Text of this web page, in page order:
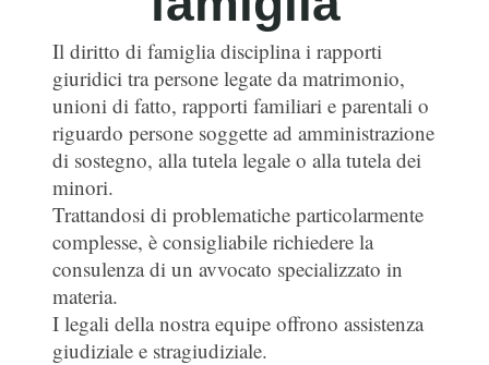
Il diritto di famiglia disciplina i rapporti
giuridici tra persone legate da matrimonio,
unioni di fatto, rapporti familiari e parentali o
riguardo persone soggette ad amministrazione
di sostegno, alla tutela legale o alla tutela dei
minori.
Trattandosi di problematiche particolarmente
complesse, è consigliabile richiedere la
consulenza di un avvocato specializzato in
materia.
I legali della nostra equipe offrono assistenza
giudiziale e stragiudiziale.